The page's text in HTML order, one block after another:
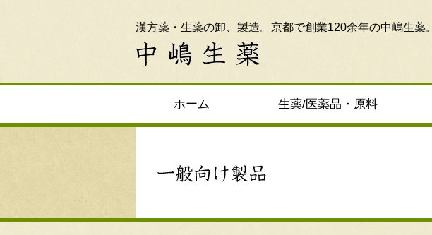
漢方薬・生薬の卸、製造。京都で創業120余年の中嶋生薬。
ホーム 生薬/医薬品・原料